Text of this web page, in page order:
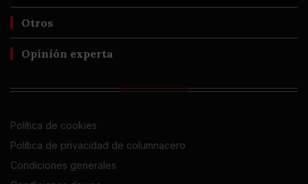
Otros
Opinión experta
Política de cookies
Política de privacidad de columnacero
Condiciones generales